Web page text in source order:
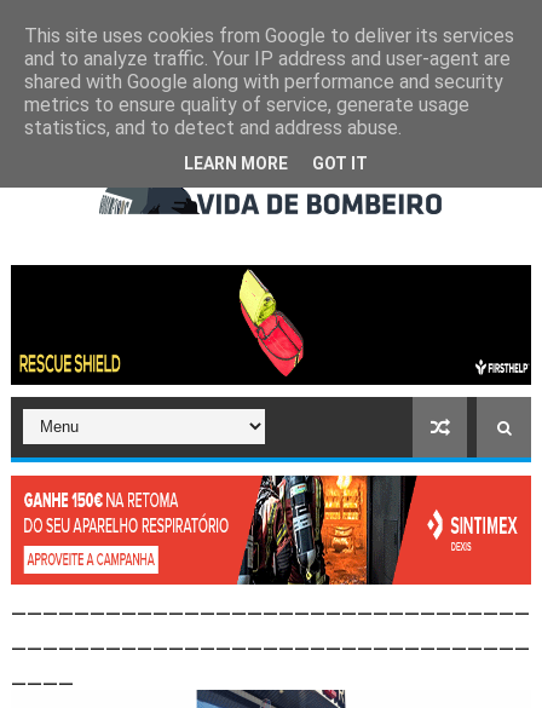
This site uses cookies from Google to deliver its services
and to analyze traffic. Your IP address and user-agent are
shared with Google along with performance and security
metrics to ensure quality of service, generate usage
statistics, and to detect and address abuse.
LEARN MORE GOT IT